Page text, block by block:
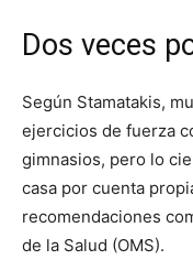
Dos veces
Según Stamatakis,
ejercicios de fuerza
gimnasios, pero lo
casa por cuenta
recomendaciones
de la Salud (OMS).